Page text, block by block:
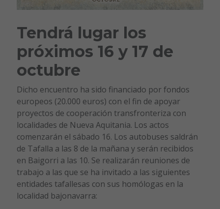
Tendrá lugar los
próximos 16 y 17 de
octubre
Dicho encuentro ha sido financiado por fondos
europeos (20.000 euros) con el fin de apoyar
proyectos de cooperación transfronteriza con
localidades de Nueva Aquitania. Los actos
comenzarán el sábado 16. Los autobuses saldrán
de Tafalla a las 8 de la mañana y serán recibidos
en Baigorri a las 10. Se realizarán reuniones de
trabajo a las que se ha invitado a las siguientes
entidades tafallesas con sus homólogas en la
localidad bajonavarra: